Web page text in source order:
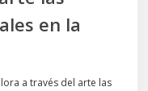
en la
a través del arte las